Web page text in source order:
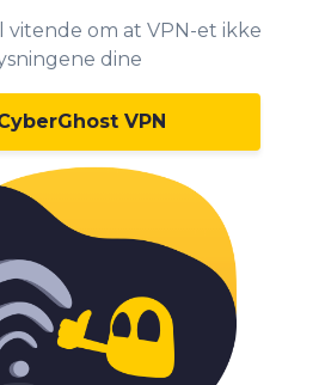
om at VPN-et ikke
dine
VPN